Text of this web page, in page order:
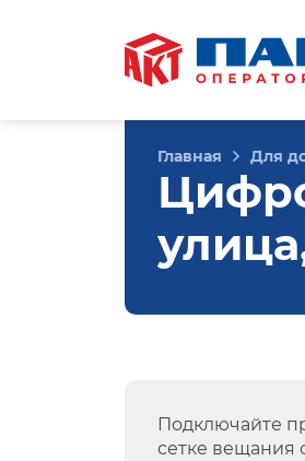
Главная Для
Подключайте
сетке вещания